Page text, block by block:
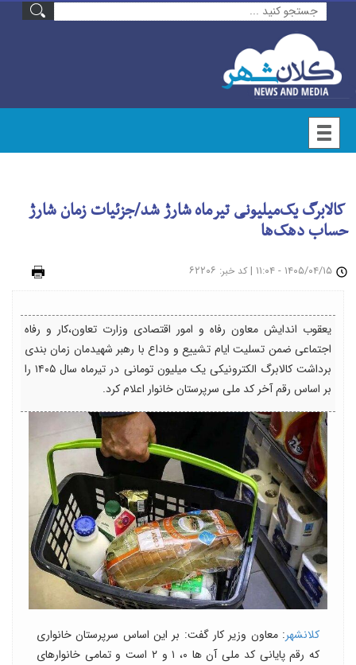
کالابرگ یک‌میلیونی تیرماه شارژ شد/جزئیات زمان شارژ
حساب دهک‌ها
| کد خبر: ۶۲۲۰۶
یعقوب اندایش معاون رفاه و امور اقتصادی وزارت تعاون،کار و رفاه
اجتماعی ضمن تسلیت ایام تشییع و وداع با رهبر شهیدمان زمان بندی
برداشت کالابرگ الکترونیکی یک میلیون تومانی در تیرماه سال ۱۴۰۵ را
بر اساس رقم آخر کد ملی سرپرستان خانوار اعلام کرد.
کلانشهر: معاون وزیر کار گفت: بر این اساس سرپرستان خانواری
که رقم پایانی کد ملی آن ها ۰، ۱ و ۲ است و تمامی خانوارهای